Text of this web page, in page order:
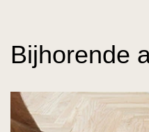
Bijhorende